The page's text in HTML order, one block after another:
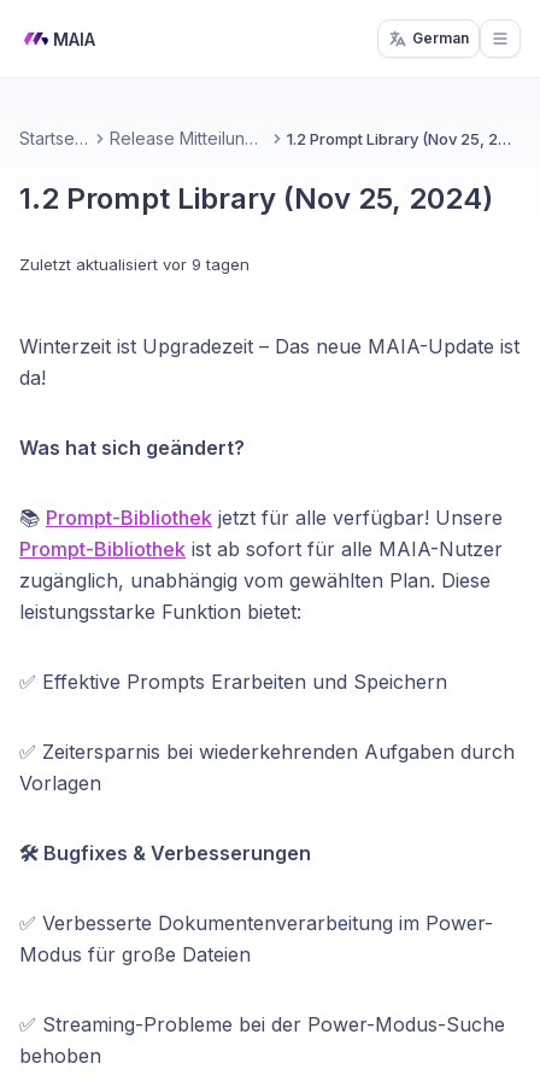
MAIA German
Startseite Release Mitteilungen 1.2 Prompt Library (Nov 25, 2024)
1.2 Prompt Library (Nov 25, 2024)
Zuletzt aktualisiert vor 9 tagen
Winterzeit ist Upgradezeit – Das neue MAIA-Update ist
da!
Was hat sich geändert?
📚 Prompt-Bibliothek jetzt für alle verfügbar! Unsere
Prompt-Bibliothek ist ab sofort für alle MAIA-Nutzer
zugänglich, unabhängig vom gewählten Plan. Diese
leistungsstarke Funktion bietet:
✅ Effektive Prompts Erarbeiten und Speichern
✅ Zeitersparnis bei wiederkehrenden Aufgaben durch
Vorlagen
🛠️ Bugfixes & Verbesserungen
✅ Verbesserte Dokumentenverarbeitung im Power-
Modus für große Dateien
✅ Streaming-Probleme bei der Power-Modus-Suche
behoben